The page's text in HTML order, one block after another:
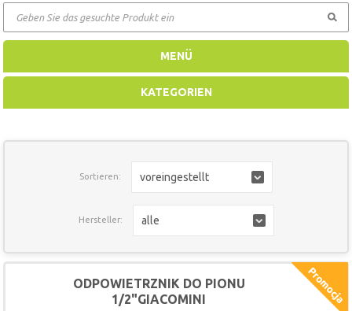
GEHEN
MENÜ
KATEGORIEN
Sortieren: voreingestellt
Hersteller: alle
ODPOWIETRZNIK DO PIONU
1/2"GIACOMINI